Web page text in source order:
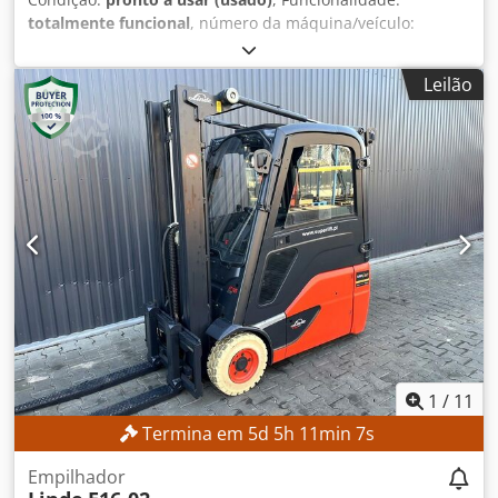
totalmente funcional, número da máquina/veículo:
2021
560 h, altura de elevação:2 800 mm, altura de construção:
1 950 mm , Sem preço mínimo – venda garantida ao
melhor lance! DETALHES TÉCNICOS Altura de elevação:
2.800 mm Altura total: 1.950 mm DETALHES DA MÁQUINA
Tipo de mastro: Mastro padrão Tipo de bateria: Bateria de
íon-lítio Horas de funcionamento: 560 h Csdozrlw Aopfx
Ahlerf EQUIPAMENTO Elevação inicial Carregador
Referência externa: SL1145SP
Leilão
1 / 11
Termina em 5d 5h 11min 5s
Empilhador